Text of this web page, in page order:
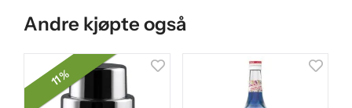
Andre kjøpte også
11 %